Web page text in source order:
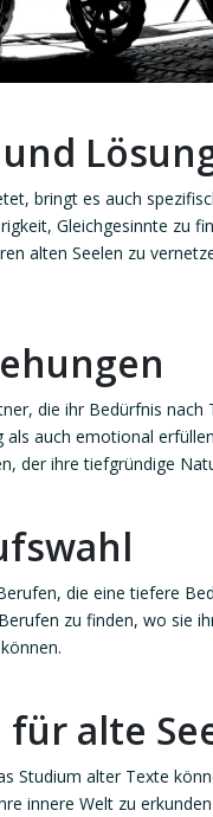
bringt es auch
Gleichgesinnte zu
alten Seelen zu
die ihr Bedürfnis
auch emotional
der ihre tiefgründige
die eine tiefere
zu finden, wo sie
alte
Studium alter Texte
innere Welt zu